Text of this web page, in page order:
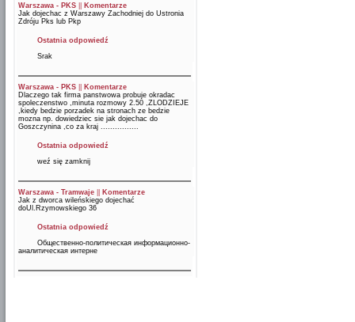
Warszawa - PKS
Komentarze
Jak dojechac z Warszawy Zachodniej do Ustronia
Zdróju Pks lub Pkp
Ostatnia odpowiedź
Srak
Warszawa - PKS
Komentarze
Dlaczego tak firma panstwowa probuje okradac
spoleczenstwo ,minuta rozmowy 2.50 ,ZLODZIEJE
,kiedy bedzie porzadek na stronach ze bedzie
mozna np. dowiedziec sie jak dojechac do
Goszczynina ,co za kraj ................
Ostatnia odpowiedź
weź się zamknij
Warszawa - Tramwaje
Komentarze
Jak z dworca wileńskiego dojechać
doUl.Rzymowskiego 36
Ostatnia odpowiedź
Общественно-политическая информационно-
аналитическая интерне